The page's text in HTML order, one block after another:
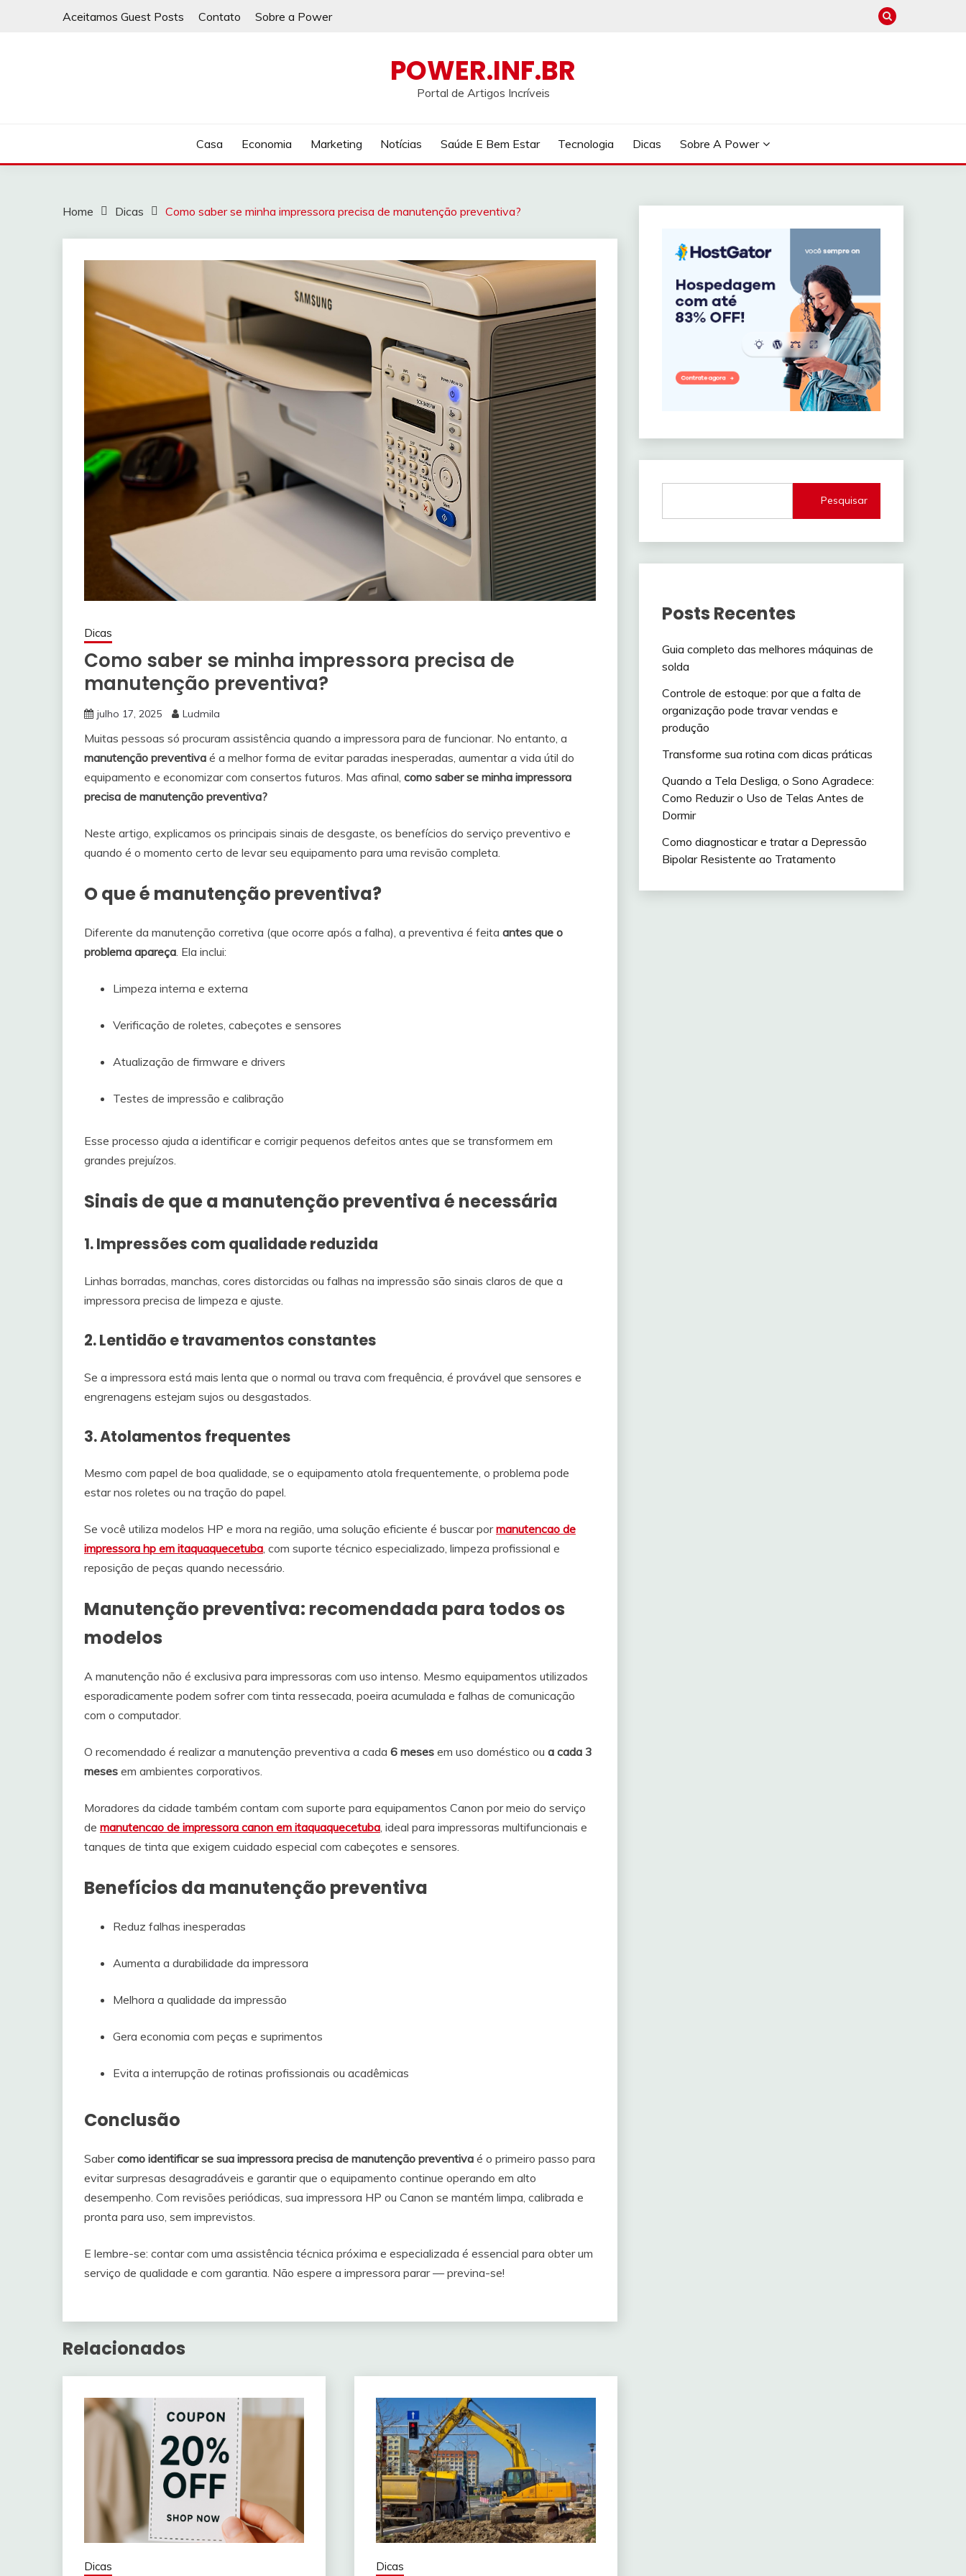
Aceitamos Guest Posts Contato Sobre a Power
POWER.INF.BR
Portal de Artigos Incríveis
Casa Economia Marketing Notícias Saúde E Bem Estar Tecnologia Dicas Sobre A Power
Home Dicas Como saber se minha impressora precisa de manutenção preventiva?
Dicas
Como saber se minha impressora precisa de
manutenção preventiva?
julho 17, 2025 Ludmila
Muitas pessoas só procuram assistência quando a impressora para de funcionar. No entanto, a
manutenção preventiva é a melhor forma de evitar paradas inesperadas, aumentar a vida útil do
equipamento e economizar com consertos futuros. Mas afinal, como saber se minha impressora
precisa de manutenção preventiva?
Neste artigo, explicamos os principais sinais de desgaste, os benefícios do serviço preventivo e
quando é o momento certo de levar seu equipamento para uma revisão completa.
O que é manutenção preventiva?
Diferente da manutenção corretiva (que ocorre após a falha), a preventiva é feita antes que o
problema apareça. Ela inclui:
Limpeza interna e externa
Verificação de roletes, cabeçotes e sensores
Atualização de firmware e drivers
Testes de impressão e calibração
Esse processo ajuda a identificar e corrigir pequenos defeitos antes que se transformem em
grandes prejuízos.
Sinais de que a manutenção preventiva é necessária
1. Impressões com qualidade reduzida
Linhas borradas, manchas, cores distorcidas ou falhas na impressão são sinais claros de que a
impressora precisa de limpeza e ajuste.
2. Lentidão e travamentos constantes
Se a impressora está mais lenta que o normal ou trava com frequência, é provável que sensores e
engrenagens estejam sujos ou desgastados.
3. Atolamentos frequentes
Mesmo com papel de boa qualidade, se o equipamento atola frequentemente, o problema pode
estar nos roletes ou na tração do papel.
Se você utiliza modelos HP e mora na região, uma solução eficiente é buscar pormanutencao de
impressora hp em itaquaquecetuba, com suporte técnico especializado, limpeza profissional e
reposição de peças quando necessário.
Manutenção preventiva: recomendada para todos os
modelos
A manutenção não é exclusiva para impressoras com uso intenso. Mesmo equipamentos utilizados
esporadicamente podem sofrer com tinta ressecada, poeira acumulada e falhas de comunicação
com o computador.
O recomendado é realizar a manutenção preventiva a cada 6 meses em uso doméstico ou a cada 3
meses em ambientes corporativos.
Moradores da cidade também contam com suporte para equipamentos Canon por meio do serviço
de manutencao de impressora canon em itaquaquecetuba, ideal para impressoras multifuncionais e
tanques de tinta que exigem cuidado especial com cabeçotes e sensores.
Benefícios da manutenção preventiva
Reduz falhas inesperadas
Aumenta a durabilidade da impressora
Melhora a qualidade da impressão
Gera economia com peças e suprimentos
Evita a interrupção de rotinas profissionais ou acadêmicas
Conclusão
Sabercomo identificar se sua impressora precisa de manutenção preventiva é o primeiro passo para
evitar surpresas desagradáveis e garantir que o equipamento continue operando em alto
desempenho. Com revisões periódicas, sua impressora HP ou Canon se mantém limpa, calibrada e
pronta para uso, sem imprevistos.
E lembre-se: contar com uma assistência técnica próxima e especializada é essencial para obter um
serviço de qualidade e com garantia. Não espere a impressora parar — previna-se!
Relacionados
Dicas Dicas
Pesquisar
Posts Recentes
Guia completo das melhores máquinas de
solda
Controle de estoque: por que a falta de
organização pode travar vendas e
produção
Transforme sua rotina com dicas práticas
Quando a Tela Desliga, o Sono Agradece:
Como Reduzir o Uso de Telas Antes de
Dormir
Como diagnosticar e tratar a Depressão
Bipolar Resistente ao Tratamento